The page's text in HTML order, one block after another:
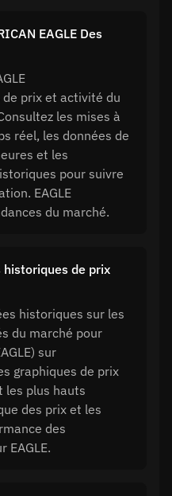
EAGLE Des
de prix et activité du
les mises à
réel, les données de
et les
pour suivre
EAGLE
du marché.
de prix
historiques sur les
du marché pour
sur
graphiques de prix
les plus hauts
des prix et les
des
EAGLE.